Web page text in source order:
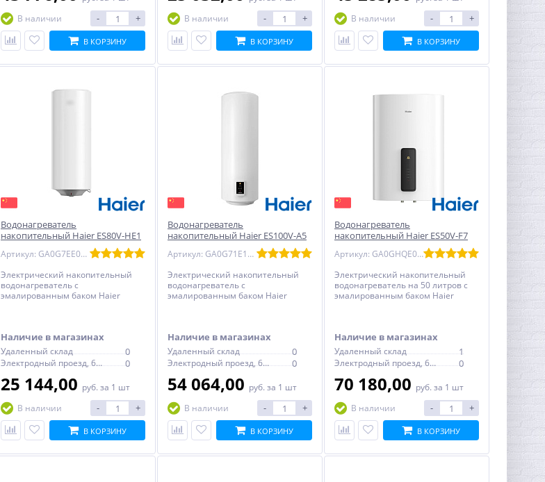
В наличии
- +
В КОРЗИНУ
В наличии
- +
В КОРЗИНУ
В наличии
- +
В КОРЗИНУ
Водонагреватель
накопительный Haier ES80V-HE1
Артикул: GA0G7EE00RU
Электрический накопительный
водонагреватель с
эмалированным баком Haier
Наличие в магазинах
Удаленный склад 0
Электродный проезд, 6с1 0
25 144,00 руб. за 1 шт
В наличии
- +
В КОРЗИНУ
Водонагреватель
накопительный Haier ES100V-A5
Артикул: GA0G71E1CRU
Электрический накопительный
водонагреватель с
эмалированным баком Haier
Наличие в магазинах
Удаленный склад 0
Электродный проезд, 6с1 0
54 064,00 руб. за 1 шт
В наличии
- +
В КОРЗИНУ
Водонагреватель
накопительный Haier ES50V-F7
Артикул: GA0GHQE00RU
Электрический накопительный
водонагреватель на 50 литров с
эмалированным баком Haier
Наличие в магазинах
Удаленный склад 1
Электродный проезд, 6с1 0
70 180,00 руб. за 1 шт
В наличии
- +
В КОРЗИНУ